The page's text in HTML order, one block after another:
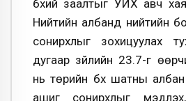
бүхий заалтыг УИХ авч
Нийтийн албанд нийтийн
сонирхлыг зохицуулах
дугаар зүйлийн 23.7-г
нь төрийн бүх шатны
ашиг сонирхлыг мэдүүлэх,